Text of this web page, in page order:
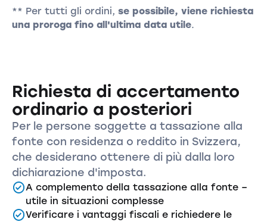
** Per tutti gli ordini, se possibile, viene richiesta
una proroga fino all'ultima data utile.
Richiesta di accertamento
ordinario a posteriori
Per le persone soggette a tassazione alla
fonte con residenza o reddito in Svizzera,
che desiderano ottenere di più dalla loro
dichiarazione d'imposta.
A complemento della tassazione alla fonte –
utile in situazioni complesse
Verificare i vantaggi fiscali e richiedere le